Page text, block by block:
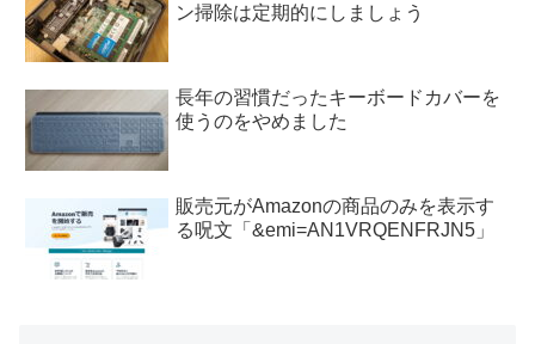
ン掃除は定期的にしましょう
長年の習慣だったキーボードカバーを
使うのをやめました
販売元がAmazonの商品のみを表示す
る呪文「&emi=AN1VRQENFRJN5」